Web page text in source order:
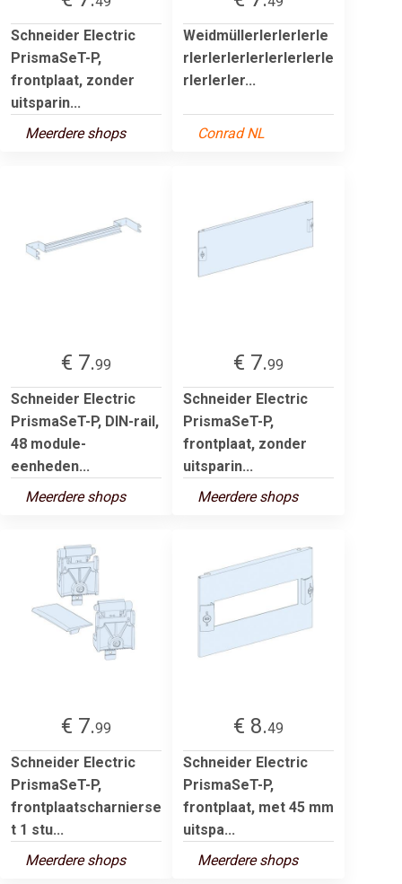
Schneider Electric
PrismaSeT-P,
frontplaat, zonder
uitsparin...
Meerdere shops
Weidmüllerlerlerlerle
rlerlerlerlerlerlerlerle
rlerlerler...
Conrad NL
€ 7.99
Schneider Electric
PrismaSeT-P, DIN-rail,
48 module-
eenheden...
Meerdere shops
€ 7.99
Schneider Electric
PrismaSeT-P,
frontplaat, zonder
uitsparin...
Meerdere shops
€ 7.99
Schneider Electric
PrismaSeT-P,
frontplaatscharnierse
t 1 stu...
Meerdere shops
€ 8.49
Schneider Electric
PrismaSeT-P,
frontplaat, met 45 mm
uitspa...
Meerdere shops